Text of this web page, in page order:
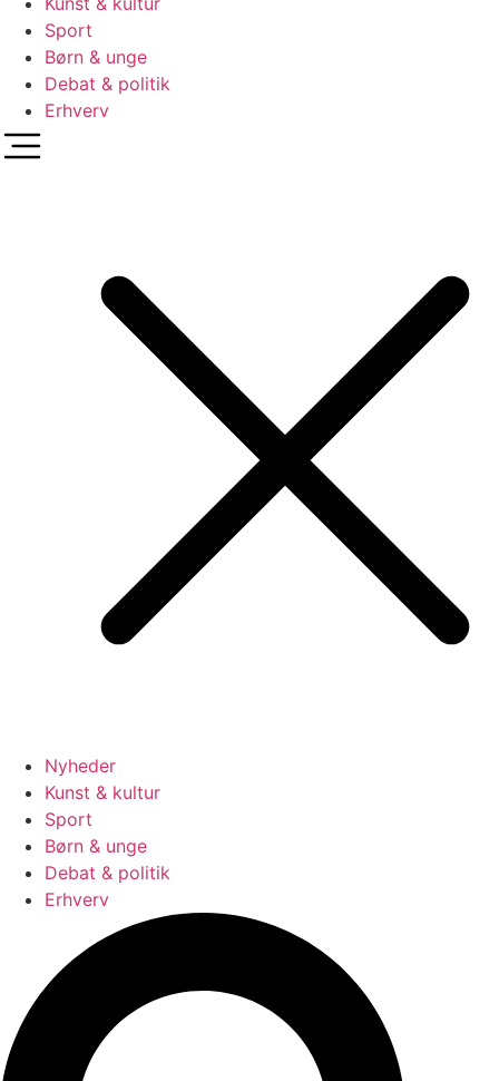
Sport
Børn & unge
Debat & politik
Erhverv
Nyheder
Kunst & kultur
Sport
Børn & unge
Debat & politik
Erhverv